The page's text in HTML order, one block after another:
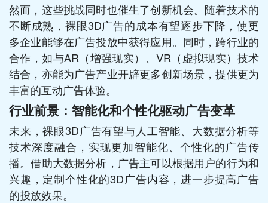
然而，这些挑战同时也催生了创新机会。随着技术的
不断成熟，裸眼3D广告的成本有望逐步下降，使更
多企业能够在广告投放中获得应用。同时，跨行业的
合作，如与AR（增强现实）、VR（虚拟现实）技术
结合，亦能为广告产业开辟更多创新场景，提供更为
丰富的互动广告体验。
行业前景：智能化和个性化驱动广告变革
未来，裸眼3D广告有望与人工智能、大数据分析等
技术深度融合，实现更加智能化、个性化的广告传
播。借助大数据分析，广告主可以根据用户的行为和
兴趣，定制个性化的3D广告内容，进一步提高广告
的投放效果。